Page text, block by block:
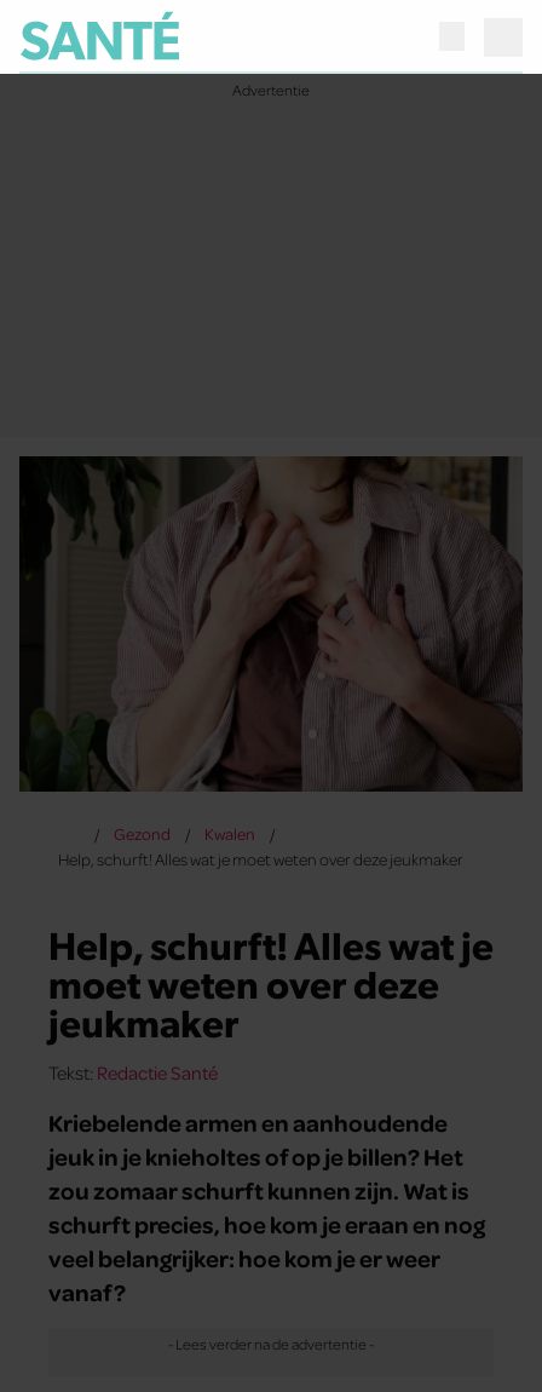
Gezond
Kwalen
Help, schurft! Alles wat je moet weten over deze jeukmaker
Help, schurft! Alles wat je
moet weten over deze
jeukmaker
Tekst: Redactie Santé
Kriebelende armen en aanhoudende
jeuk in je knieholtes of op je billen? Het
zou zomaar schurft kunnen zijn. Wat is
schurft precies, hoe kom je eraan en nog
veel belangrijker: hoe kom je er weer
vanaf?